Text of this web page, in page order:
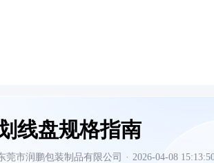
线盘规格指南
莞市润鹏包装制品有限公司 · 2026-04-08